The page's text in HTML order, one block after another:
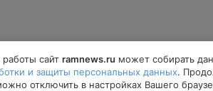
сайт ramnews.ru может собирать
и защиты персональных данных.
отключить в настройках Вашего